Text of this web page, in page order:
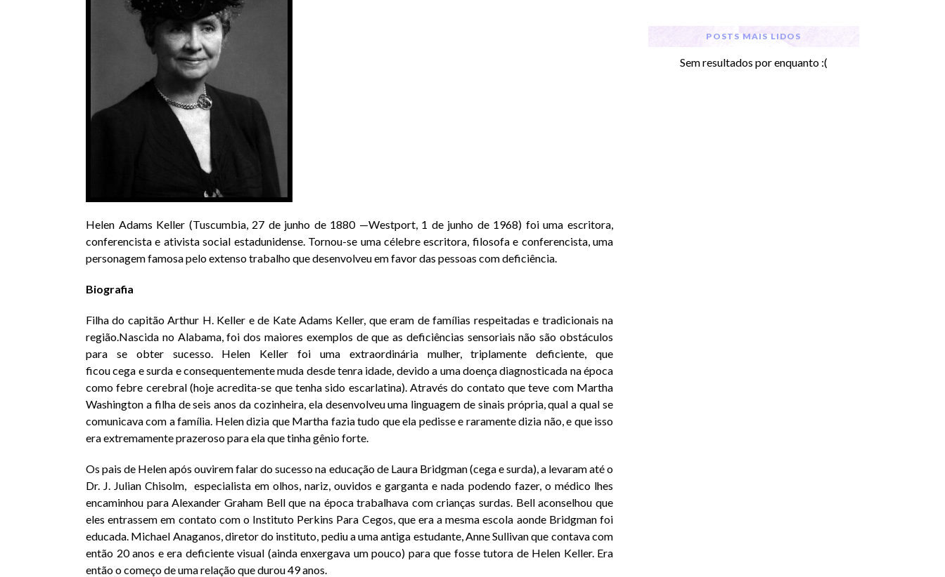
Helen Adams Keller (Tuscumbia, 27 de junho de 1880—Westport, 1 de junho de 1968) foi umaescritora
conferencista e ativista social estadunidense. Tornou-se uma célebre escritora, filosofa e conferencista, uma
personagem famosa pelo extenso trabalho que desenvolveu em favor das pessoas com deficiência.
Biografia
Filha do capitão Arthur H. Keller e de Kate Adams Keller, que eram de famílias respeitadas e tradicionais na
região. Nascida no Alabama, foi dos maiores exemplos de que as deficiências sensoriais não são obstáculos
para se obter sucesso. Helen Keller foi uma extraordinária mulher, triplamente deficiente, que
ficoucega esurda e consequentemente muda desde tenra idade, devido a uma doença diagnosticada na época
como febre cerebral (hoje acredita-se que tenha sido escarlatina). Através do contato que teve com Martha
Washington a filha de seis anos da cozinheira, ela desenvolveu uma linguagem de sinais própria, qual a qual se
comunicava com a família. Helen dizia que Martha fazia tudo que ela pedisse e raramente dizia não, e que isso
era extremamente prazeroso para ela que tinha gênio forte.
Os pais de Helen após ouvirem falar do sucesso na educação de Laura Bridgman (cega e surda), a levaram até o
Dr. J. Julian Chisolm, especialista em olhos, nariz, ouvidos e garganta e nada podendo fazer, o médico lhes
encaminhou para Alexander Graham Bell que na época trabalhava com crianças surdas. Bell aconselhou que
eles entrassem em contato com o Instituto Perkins Para Cegos, que era a mesma escola aonde Bridgman foi
educada. Michael Anaganos, diretor do instituto, pediu a uma antiga estudante, Anne Sullivan que contava com
então 20 anos e era deficiente visual (ainda enxergava um pouco) para que fosse tutora de Helen Keller. Era
então o começo de uma relação que durou 49 anos.
POSTS MAIS LIDOS
Sem resultados por enquanto :(